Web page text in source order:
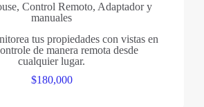
Control Remoto, Adaptador y
manuales
tus propiedades con vistas en
de manera remota desde
cualquier lugar.
$180,000